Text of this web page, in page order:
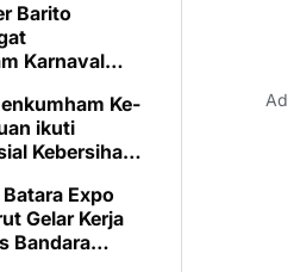
Barito
Karnaval
Ke-
ikuti
Kebersihan
Expo
Gelar Kerja
Bandara
Ad